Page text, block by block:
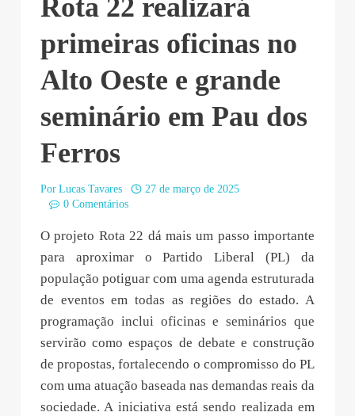
Rota 22 realizará
primeiras oficinas no
Alto Oeste e grande
seminário em Pau dos
Ferros
Por Lucas Tavares
27 de março de 2025
0 Comentários
O projeto Rota 22 dá mais um passo importante
para aproximar o Partido Liberal (PL) da
população potiguar com uma agenda estruturada
de eventos em todas as regiões do estado. A
programação inclui oficinas e seminários que
servirão como espaços de debate e construção
de propostas, fortalecendo o compromisso do PL
com uma atuação baseada nas demandas reais da
sociedade. A iniciativa está sendo realizada em